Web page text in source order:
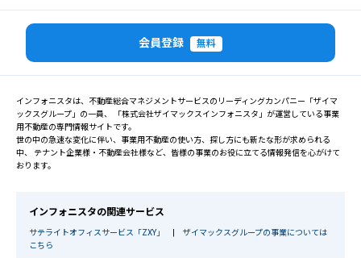
会員登録 無料
インフォニスタは、不動産総合マネジメントサービスのリーディングカンパニー「ザイマ
ックスグループ」の一員、 「株式会社ザイマックスインフォニスタ」が運営している事業
用不動産の専門情報サイトです。
世の中の急速な変化に伴い、事業用不動産の使い方、探し方にも新たな形が求められる
中、 テナント企業様・不動産会社様など、皆様の事業のお役に立てる情報発信を心がけて
おります。
インフォニスタの関連サービス
サテライトオフィスサービス「ZXY」
ザイマックスグループの事業については
こちら